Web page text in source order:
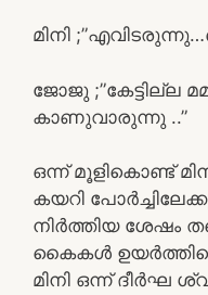
മിനി
ജോജു ;”കേട്ടില്ല
കാണുവാരുന്നു ..”
ഒന്ന് മൂളികൊണ്ട്
കയറി
നിർത്തിയ ശേഷം
കൈകൾ
മിനി ഒന്ന് ദീർഘ